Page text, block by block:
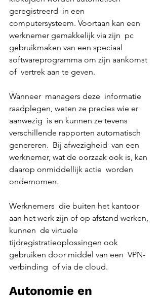
geregistreerd  in een
computersysteem. Voortaan kan een
werknemer gemakkelijk via zijn  pc
gebruikmaken van een speciaal
softwareprogramma om zijn aankomst
of  vertrek aan te geven.
Wanneer  managers deze  informatie
raadplegen, weten ze precies wie er
aanwezig  is en kunnen ze tevens
verschillende rapporten automatisch
genereren.  Bij afwezigheid  van een
werknemer, wat de oorzaak ook is, kan
daarop onmiddellijk actie  worden
ondernomen.
Werknemers  die buiten het kantoor
aan het werk zijn of op afstand werken,
kunnen  de virtuele
tijdregistratieoplossingen ook
gebruiken door middel van een  VPN-
verbinding  of via de cloud.
Autonomie en